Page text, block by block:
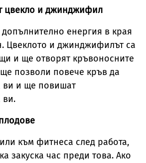
цвекло и джинджифил
енергия в края
Цвеклото и джинджифилът са
и ще отворят кръвоносните
позволи повече кръв да
ви и ще повишат
ви.
към фитнеса след работа,
закуска час преди това. Ако